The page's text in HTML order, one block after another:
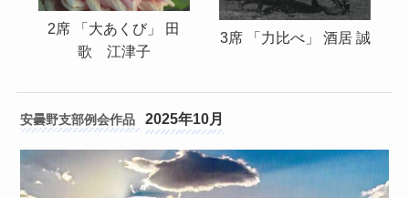
2席 「大あくび」 田
歌 江津子
3席 「力比べ」 酒居 誠
安曇野支部 2025年10月